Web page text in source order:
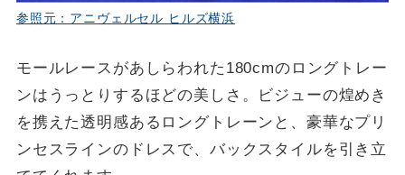
参照元：アニヴェルセル ヒルズ横浜
モールレースがあしらわれた180cmのロングトレー
ンはうっとりするほどの美しさ。ビジューの煌めき
を携えた透明感あるロングトレーンと、豪華なプリ
ンセスラインのドレスで、バックスタイルを引き立